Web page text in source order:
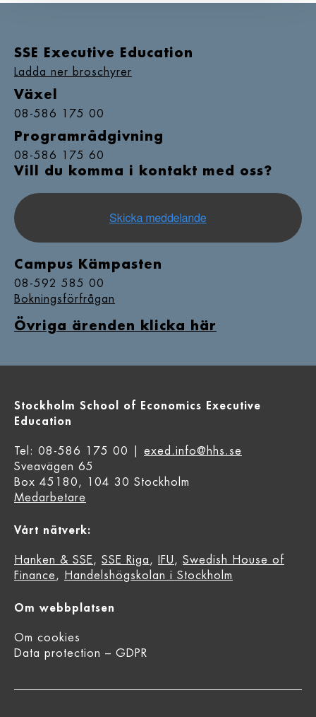
SSE Executive Education
Ladda ner broschyrer
Växel
08-586 175 00
Programrådgivning
08-586 175 60
Vill du komma i kontakt med oss?
Campus Kämpasten
08-592 585 00
Bokningsförfrågan
Övriga ärenden klicka här
Stockholm School of Economics Executive
Education
Tel: 08-586 175 00 | exed.info@hhs.se
Sveavägen 65
Box 45180, 104 30 Stockholm
Medarbetare
Vårt nätverk:
Hanken & SSE , SSE Riga , IFU , Swedish House of
Finance, Handelshögskolan i Stockholm
Om webbplatsen
Om cookies
Data protection – GDPR